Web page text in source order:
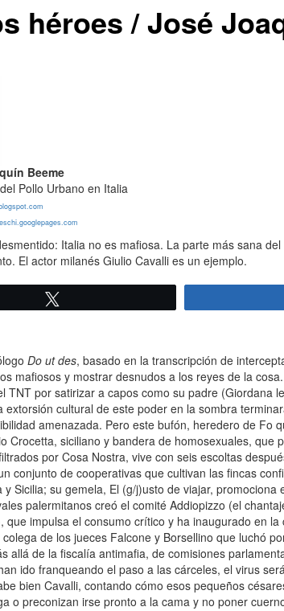
héroes / José
Beeme
Pollo Urbano en Italia
Italia no es mafiosa. La parte más sana
El actor milanés Giulio Cavalli es un ejemplo.
Do ut des, basado en la transcripción de
mafiosos y mostrar desnudos a los reyes de la
TNT por satirizar a capos como su padre (Giordana
extorsión cultural de este poder en la sombra
amenazada. Pero este bufón, heredero de Fo
Crocetta, siciliano y bandera de homosexuales,
por Cosa Nostra, vive con seis escoltas
conjunto de cooperativas que cultivan las fincas
y Sicilia; su gemela, El (g/j)usto de viajar,
palermitanos creó el comité Addiopizzo (el
que impulsa el consumo crítico y ha inaugurado en
de los jueces Falcone y Borsellino que luchó
allá de la fiscalía antimafia, de comisiones
ido franqueando el paso a las cárceles, el virus
bien Cavalli, contando cómo esos pequeños
o preconizan irse pronto a la cama y no poner